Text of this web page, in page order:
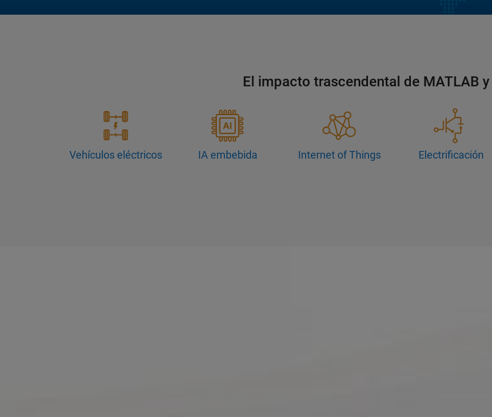
El impacto trascendental de MATLAB
Vehículos eléctricos IA embebida Internet of Things Electrificación